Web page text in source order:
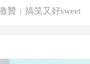
贊：搞笑又好sweet